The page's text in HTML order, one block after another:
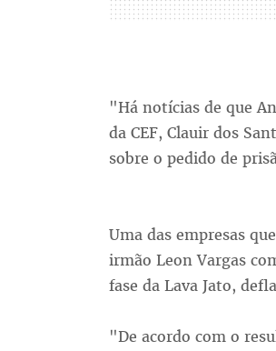
"Há notícias de que
da CEF, Clauir dos
sobre o pedido de
Uma das empresas
irmão Leon Vargas
fase da Lava Jato,
"De acordo com o